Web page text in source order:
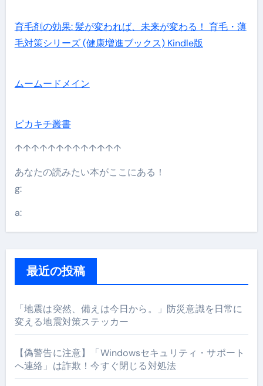
育毛剤の効果: 髪が変われば、未来が変わる！ 育毛・薄
毛対策シリーズ (健康増進ブックス) Kindle版
ムームードメイン
ピカキチ叢書
↑↑↑↑↑↑↑↑↑↑↑↑↑
あなたの読みたい本がここにある！
g:
a:
最近の投稿
「地震は突然、備えは今日から。」防災意識を日常に
変える地震対策ステッカー
【偽警告に注意】「Windowsセキュリティ・サポート
へ連絡」は詐欺！今すぐ閉じる対処法